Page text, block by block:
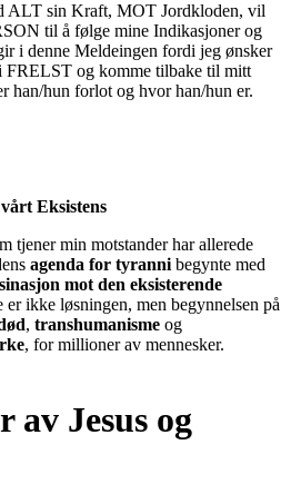
ALT sin Kraft, MOT Jordkloden, vil
til å følge mine Indikasjoner og
i denne Meldeingen fordi jeg ønsker
og komme tilbake til mitt
han/hun forlot og hvor han/hun er.
Eksistens
tjener min motstander har allerede
agenda for tyranni begynte med
mot den eksisterende
er ikke løsningen, men begynnelsen på
, transhumanisme og
, for millioner av mennesker.
av Jesus og